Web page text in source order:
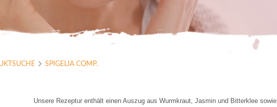
SPIGELIA COMP.
Unsere Rezeptur enthält einen Auszug aus Wurmkraut, Jasmin und Bitterklee sowie